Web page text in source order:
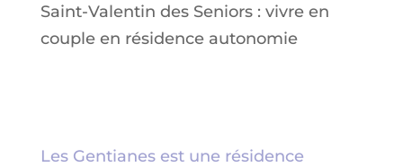
Saint-Valentin des Seniors : vivre en
couple en résidence autonomie
Les Gentianes est une résidence